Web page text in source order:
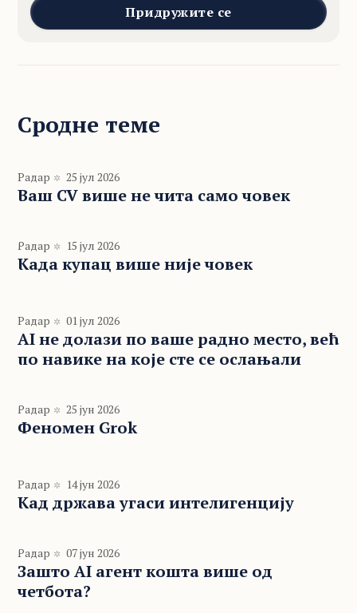
Придружите се
Сродне теме
Радар 25 јул 2026
Ваш CV више не чита само човек
Радар 15 јул 2026
Када купац више није човек
Радар 01 јул 2026
AI не долази по ваше радно место, већ
по навике на које сте се ослањали
Радар 25 јун 2026
Феномен Grok
Радар 14 јун 2026
Кад држава угаси интелигенцију
Радар 07 јун 2026
Зашто AI агент кошта више од
четбота?